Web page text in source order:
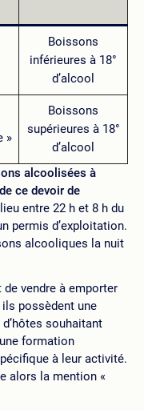
Boissons
inférieures à 18°
d’alcool
»
Boissons
supérieures à 18°
d’alcool
alcoolisées à
ce devoir de
entre 22 h et 8 h du
permis d’exploitation.
alcooliques la nuit
vendre à emporter
possèdent une
souhaitant
formation
à leur activité.
alors la mention «